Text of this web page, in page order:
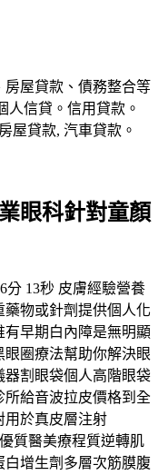
屋貸款、債務整合等
人信貸。信用貸款。
屋貸款, 汽車貸款。
眼科針對童顏
分 13秒 皮膚經驗營養
物或針劑提供個人化
早期白內障是無明顯
圈療法幫助你解決眼
割眼袋個人高階眼袋
給音波拉皮價格到全
用於真皮層注射
質醫美療程質逆轉肌
增生劑多層次筋膜腹